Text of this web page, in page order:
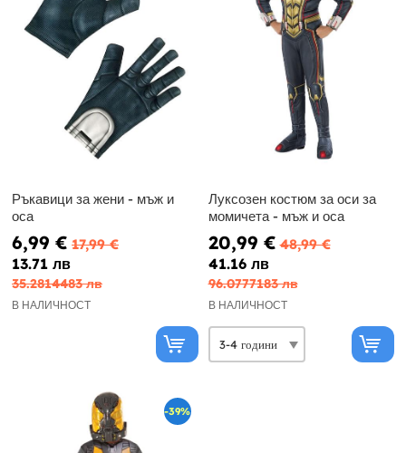
Ръкавици за жени - мъж и
оса
6,99 € 17,99 €
13.71 лв
35.2814483 лв
В НАЛИЧНОСТ
Луксозен костюм за оси за
момичета - мъж и оса
20,99 € 48,99 €
41.16 лв
96.0777183 лв
В НАЛИЧНОСТ
-39%